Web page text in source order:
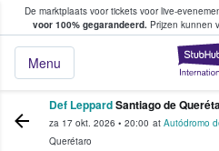
De marktplaats voor tickets voor live-
voor 100% gegarandeerd.Prijzen kunnen
Menu
tickets kopen en
Def LeppardSantiago de
za 17 okt. 2026 • 20:00 at Autódromo
Querétaro